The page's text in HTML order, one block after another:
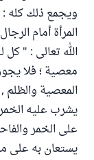
ويجمع ذلك كله :
المرأة أمام
الله تعالى : "
معصية ؛ فلا
المعصية والظلم
يشرب عليه
على الخمر
يستعان به على